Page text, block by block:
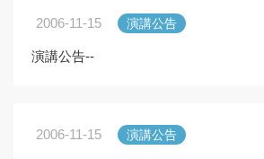
2006-11-15 演講公告
演講公告--
2006-11-15 演講公告